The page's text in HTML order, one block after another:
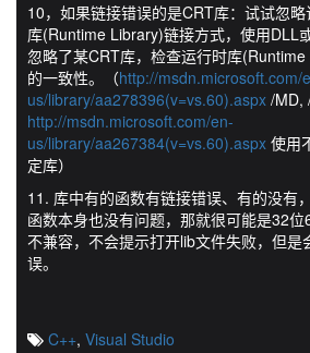
10，如果链接错误的是CRT库：试试忽
库(Runtime Library)链接方式，使用DLL
忽略了某CRT库，检查运行时库
的一致性。（http://msdn.microsoft.com/
us/library/aa278396(v=vs.60).aspx /MD,
http://msdn.microsoft.com/en-
us/library/aa267384(v=vs.60).aspx 使用
定库）
11. 库中有的函数有链接错误、有的没有
函数本身也没有问题，那就很可能是32
不兼容，不会提示打开lib文件失败，但是
误。
C++, Visual Studio